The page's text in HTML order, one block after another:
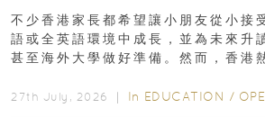
不少香港家長都希望讓小朋友從小接
語或全英語環境中成長，並為未來升
甚至海外大學做好準備。然而，香港
27th July, 2026 ｜ In EDUCATION /